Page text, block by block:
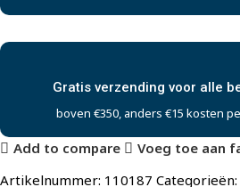
Gratis verzending voor alle
boven €350, anders €15 kosten
Add to compare
Voeg toe aan
Artikelnummer: 110187 Categorieën: